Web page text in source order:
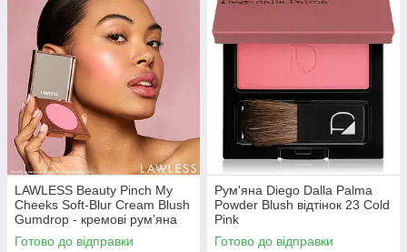
LAWLESS Beauty Pinch My
Cheeks Soft-Blur Cream Blush
Gumdrop - кремові румʼяна
для щік і губ
Готово до відправки
Рум'яна Diego Dalla Palma
Powder Blush відтінок 23 Cold
Pink
Готово до відправки